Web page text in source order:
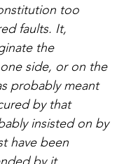
too
faults. It,
the
side, or on the
probably meant
by that
insisted on by
have been